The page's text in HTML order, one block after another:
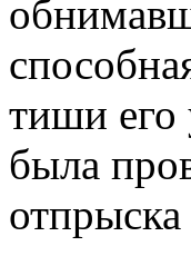
тиши его
была